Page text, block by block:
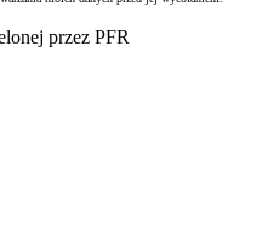
przez PFR